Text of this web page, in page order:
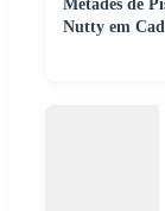
Metades de
Nutty em